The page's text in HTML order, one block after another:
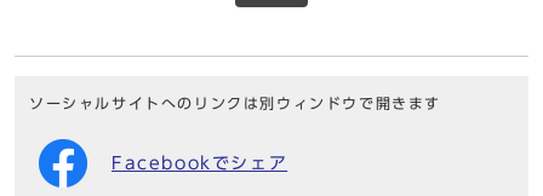
ソーシャルサイトへのリンクは別ウィンドウで開きます
Facebookでシェア